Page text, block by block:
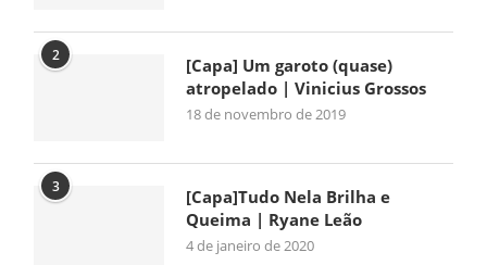
2
[Capa] Um garoto (quase)
atropelado | Vinicius Grossos
18 de novembro de 2019
3
[Capa]Tudo Nela Brilha e
Queima | Ryane Leão
4 de janeiro de 2020